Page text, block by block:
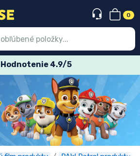
0
Hodnotenie 4.9/5
Registrácia